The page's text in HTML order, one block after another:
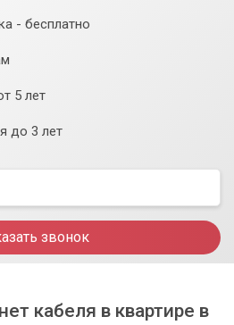
- бесплатно
5 лет
до 3 лет
звонок
кабеля в квартире в